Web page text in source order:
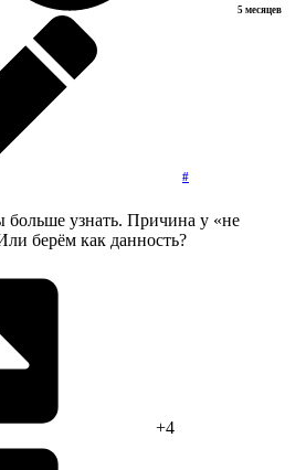
5 месяцев
#
больше узнать. Причина у «не
берём как данность?
+4